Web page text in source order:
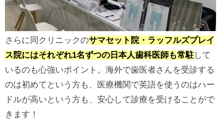
さらに同クリニックのサマセット院・ラッフルズプレイ
ス院にはそれぞれ1名ずつの日本人歯科医師も常駐して
いるのも心強いポイント。海外で歯医者さんを受診する
のは初めてという方も、医療機関で英語を使うのはハー
ドルが高いという方も、安心して診療を受けることがで
きます！